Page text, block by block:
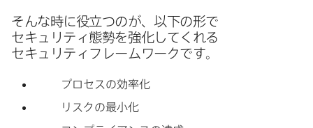
そんな​時に​役立つのが、​以下の​形で​
セキュリティ態勢を​強化してくれる​
セキュリティフレームワークです。
プロセスの​効率化
リスクの​最小化